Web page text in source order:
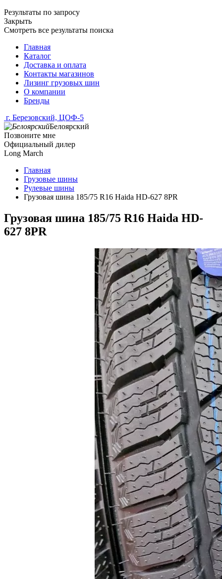
Результаты по запросу
Закрыть
Смотреть все результаты поиска
Главная
Каталог
Доставка и оплата
Контакты магазинов
Лизинг грузовых шин
О компании
Бренды
г. Березовский, ЦОФ-5
Белоярский
Позвоните мне
Официальный дилер
Long March
Главная
Грузовые шины
Рулевые шины
Грузовая шина 185/75 R16 Haida HD-627 8PR
Грузовая шина 185/75 R16 Haida HD-
627 8PR